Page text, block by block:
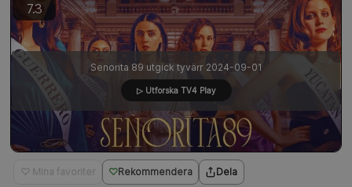
♡ Mina favoriter Rekommendera Dela
Senorita 89 utgick tyvärr 2024-09-01
▷ Utforska TV4 Play
7.3